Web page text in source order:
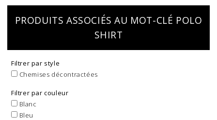
PRODUITS ASSOCIÉS AU MOT-CLÉ POLO
SHIRT
Filtrer par style
Chemises décontractées
Filtrer par couleur
Blanc
Bleu